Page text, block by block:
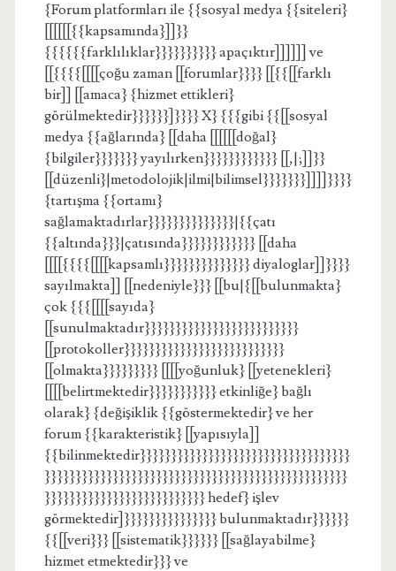
{Forum platformları ile {{sosyal medya {{siteleri}
[[[[[[{{kapsamında}]]}}
{{{{{{farklılıklar}}}}}}}}}} apaçıktır]]]]]] ve
[[{{{{[[[[çoğu zaman [[forumlar}}}} [[{{[[farklı
bir]] [[amaca} {hizmet ettikleri}
görülmektedir}}}}}}]}}}} X} {{{gibi {{[[sosyal
medya {{ağlarında} [[daha [[[[[[doğal}
{bilgiler}}}}}}} yayılırken}}}}}}}}}}}} [[,|;]]}}
[[düzenli}|metodolojik|ilmi|bilimsel}}}}}}}]]]]}}}}
{tartışma {{ortamı}
sağlamaktadırlar}}}}}}}}}}}}}}|{{çatı
{{altında}}}|çatısında}}}}}}}}}}}} [[daha
[[[[{{{{[[[[kapsamlı}}}}}}}}}}}}}} diyaloglar]]}}}}
sayılmakta]] [[nedeniyle}}} [[bu|{[[bulunmakta}
çok {{{[[[[sayıda}
[[sunulmaktadır}}}}}}}}}}}}}}}}}}}}}}}}}
[[protokoller}}}}}}}}}}}}}}}}}}}}}}}}}}
[[olmakta}}}}}}}}} [[[[yoğunluk} [[yetenekleri}
[[[[belirtmektedir}}}}}}}}}}} etkinliğe} bağlı
olarak} {değişiklik {{göstermektedir} ve her
forum {{karakteristik} [[yapısıyla]]
{{bilinmektedir}}}}}}}}}}}}}}}}}}}}}}}}}}}}}}}}}}
}}}}}}}}}}}}}}}}}}}}}}}}}}}}}}}}}}}}}}}}}}}}}}}}}
}}}}}}}}}}}}}}}}}}}}}}}}}} hedef} işlev
görmektedir]}}}}}}}}}}}}}}} bulunmaktadır}}}}}}
{{[[veri}}} [[sistematik}}}}}} [[sağlayabilme}
hizmet etmektedir}}} ve